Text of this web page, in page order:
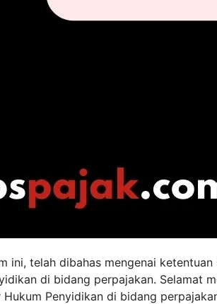
ini, telah dibahas mengenai
di bidang perpajakan. Selamat
Penyidikan di bidang